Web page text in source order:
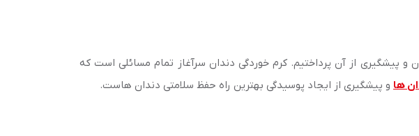
و پیشگیری از آن پرداختیم. کرم خوردگی دندان سرآغاز تمام مسائلی است که
ها و پیشگیری از ایجاد پوسیدگی بهترین راه حفظ سلامتی دندان هاست.